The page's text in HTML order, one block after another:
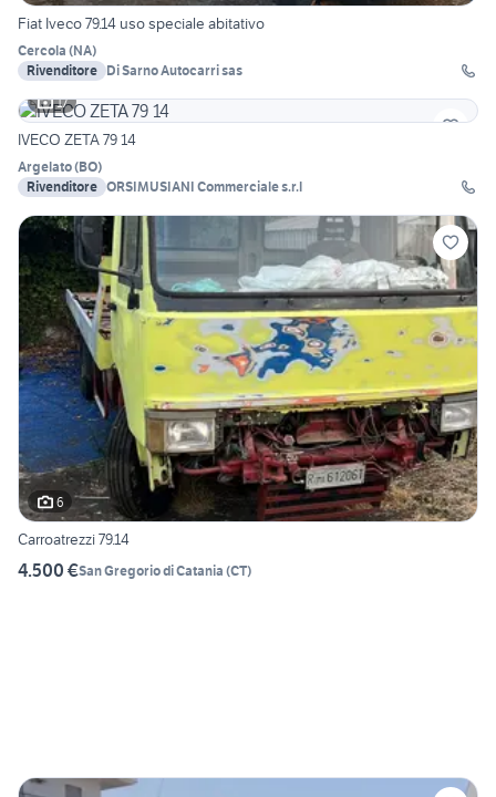
Fiat Iveco 79.14 uso speciale abitativo
Cercola (NA)
Rivenditore Di Sarno Autocarri sas
17
IVECO ZETA 79 14
Argelato(BO)
Rivenditore ORSIMUSIANI Commerciale s.r.l
6
Carroatrezzi 79.14
4.500 €San Gregorio di Catania (CT)